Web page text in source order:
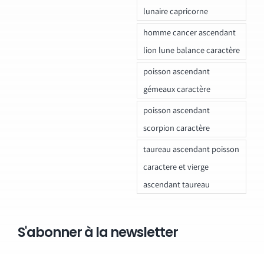
lunaire capricorne
homme cancer ascendant
lion lune balance caractère
poisson ascendant
gémeaux caractère
poisson ascendant
scorpion caractère
taureau ascendant poisson
caractere et vierge
ascendant taureau
S'abonner à la newsletter